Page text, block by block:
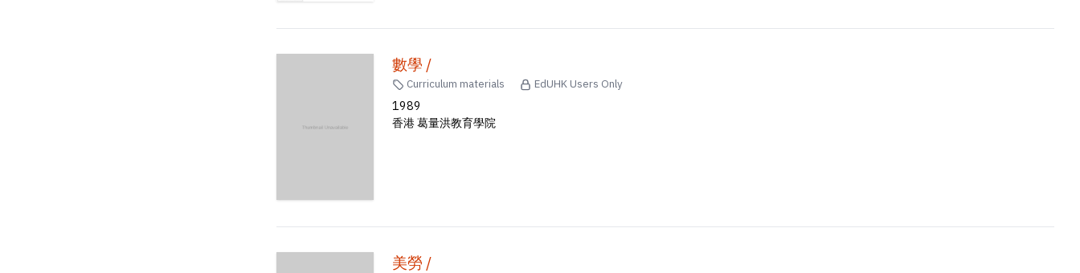
數學 /
Curriculum materials EdUHK Users Only
1989
香港 葛量洪教育學院
美勞 /